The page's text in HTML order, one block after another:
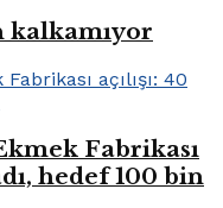
kalkamıyor
Fabrikası
hedef 100 bin